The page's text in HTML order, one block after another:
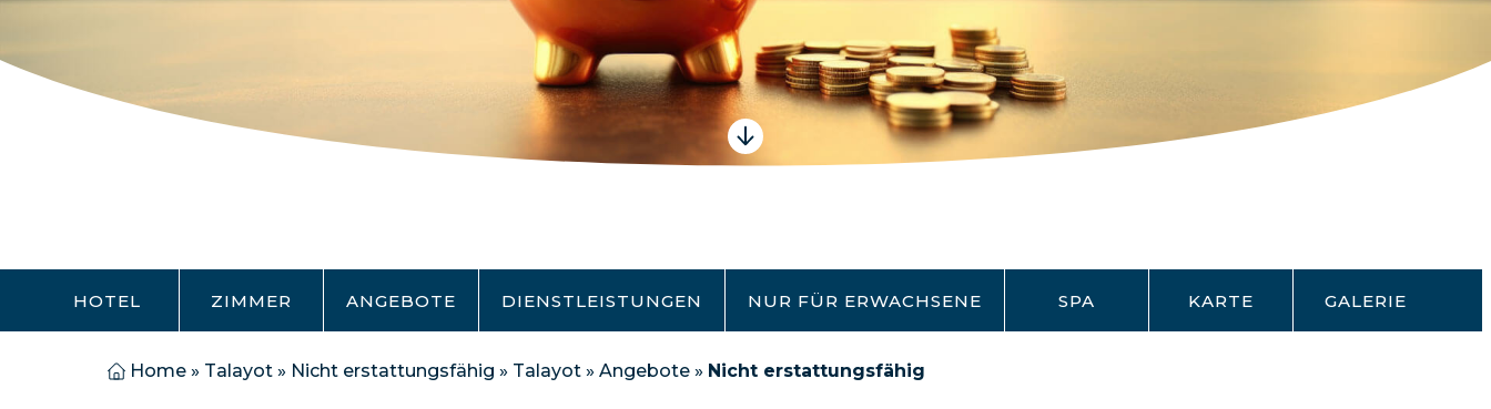
HOTEL ZIMMER ANGEBOTE DIENSTLEISTUNGEN NUR FÜR ERWACHSENE SPA KARTE GALERIE
Home » Talayot » Nicht erstattungsfähig » Talayot » Angebote » Nicht erstattungsfähig